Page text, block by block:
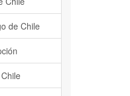
de Chile